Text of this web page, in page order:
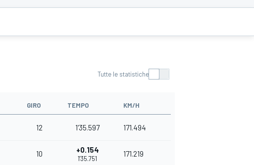
Tutte le statistiche
GIRO TEMPO KM/H
12 1'35.597 171.494
10 +0.154
1'35.751
171.219